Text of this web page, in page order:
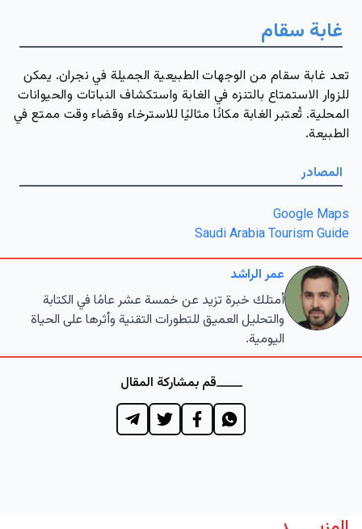
غابة سقام
تعد غابة سقام من الوجهات الطبيعية الجميلة في نجران. يمكن
للزوار الاستمتاع بالتنزه في الغابة واستكشاف النباتات والحيوانات
المحلية. تُعتبر الغابة مكانًا مثاليًا للاسترخاء وقضاء وقت ممتع في
الطبيعة.
المصادر
Google Maps
Saudi Arabia Tourism Guide
عمر الراشد
أمتلك خبرة تزيد عن خمسة عشر عامًا في الكتابة
والتحليل العميق للتطورات التقنية وأثرها على الحياة
اليومية.
قم بمشاركة المقال